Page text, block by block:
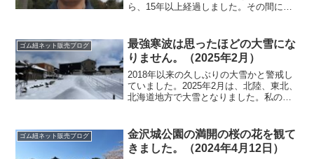
ら、15年以上経過しました。その間に、
から教えられることもありました。タイ
パが重要だという話。...
ゴム紐ネット販売ブログ
最強寒波は思ったほどの大雪にな
りません。（2025年2月）
2018年以来の久しぶりの大雪かと警戒し
ていました。2025年2月は、北陸、東北、
北海道地方で大雪となりました。私の住
んでした。我が家では、最大でも約20ｃ
ｍ程度ですみ...
ゴム紐ネット販売ブログ
金沢城公園の満開の桜の花を観て
きました。（2024年4月12日）